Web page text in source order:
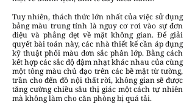
Tuy nhiên, thách thức lớn nhất của việc sử dụng
bảng màu trung tính là nguy cơ rơi vào sự đơn
điệu và phẳng dẹt về mặt không gian. Để giải
quyết bài toán này, các nhà thiết kế cần áp dụng
kỹ thuật phối màu đơn sắc phân lớp. Bằng cách
kết hợp các sắc độ đậm nhạt khác nhau của cùng
một tông màu chủ đạo trên các bề mặt từ tường,
trần cho đến đồ nội thất rời, không gian sẽ được
tăng cường chiều sâu thị giác một cách tự nhiên
mà không làm cho căn phòng bị quá tải.